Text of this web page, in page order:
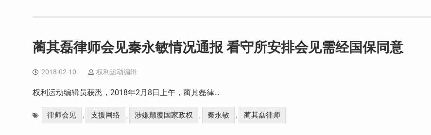
蔺其磊律师会见秦永敏情况通报 看守所安排会见需经国保同意
2018-02-10 权利运动编辑
权利运动编辑员获悉，2018年2月8日上午，蔺其磊律…
律师会见 , 支援网络 , 涉嫌颠覆国家政权 , 秦永敏 , 蔺其磊律师